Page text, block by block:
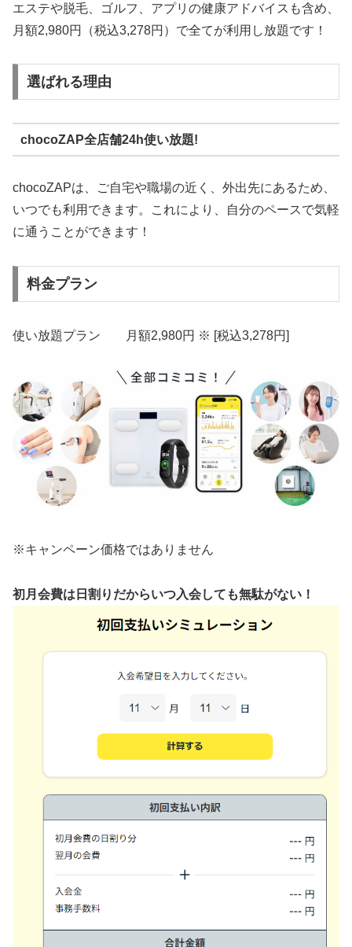
エステや脱毛、ゴルフ、アプリの健康アドバイスも含め、
月額2,980円（税込3,278円）で全てが利用し放題です！
選ばれる理由
chocoZAP全店舗24h使い放題!
chocoZAPは、ご自宅や職場の近く、外出先にあるため、
いつでも利用できます。これにより、自分のペースで気軽
に通うことができます！
料金プラン
使い放題プラン 月額2,980円 ※ [税込3,278円]
※キャンペーン価格ではありません
初月会費は日割りだからいつ入会しても無駄がない！